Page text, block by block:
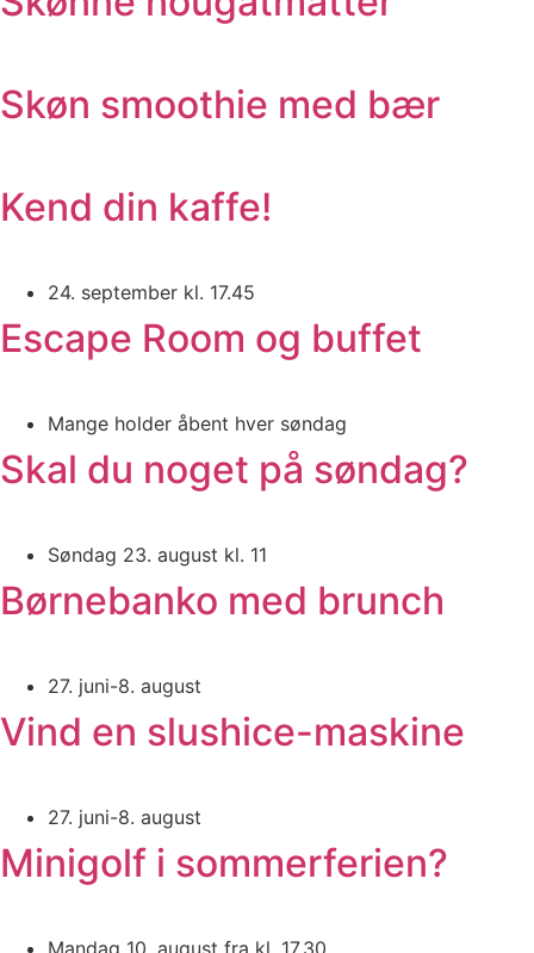
Skøn smoothie med bær
Kend din kaffe!
24. september kl. 17.45
Escape Room og buffet
Mange holder åbent hver søndag
Skal du noget på søndag?
Søndag 23. august kl. 11
Børnebanko med brunch
27. juni-8. august
Vind en slushice-maskine
27. juni-8. august
Minigolf i sommerferien?
Mandag 10. august fra kl. 17.30